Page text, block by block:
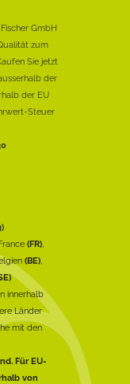
GmbH
zum
Sie jetzt
der
der EU
Steuer
(FR),
(BE),
innerhalb
Länder
mit den
Für EU-
von